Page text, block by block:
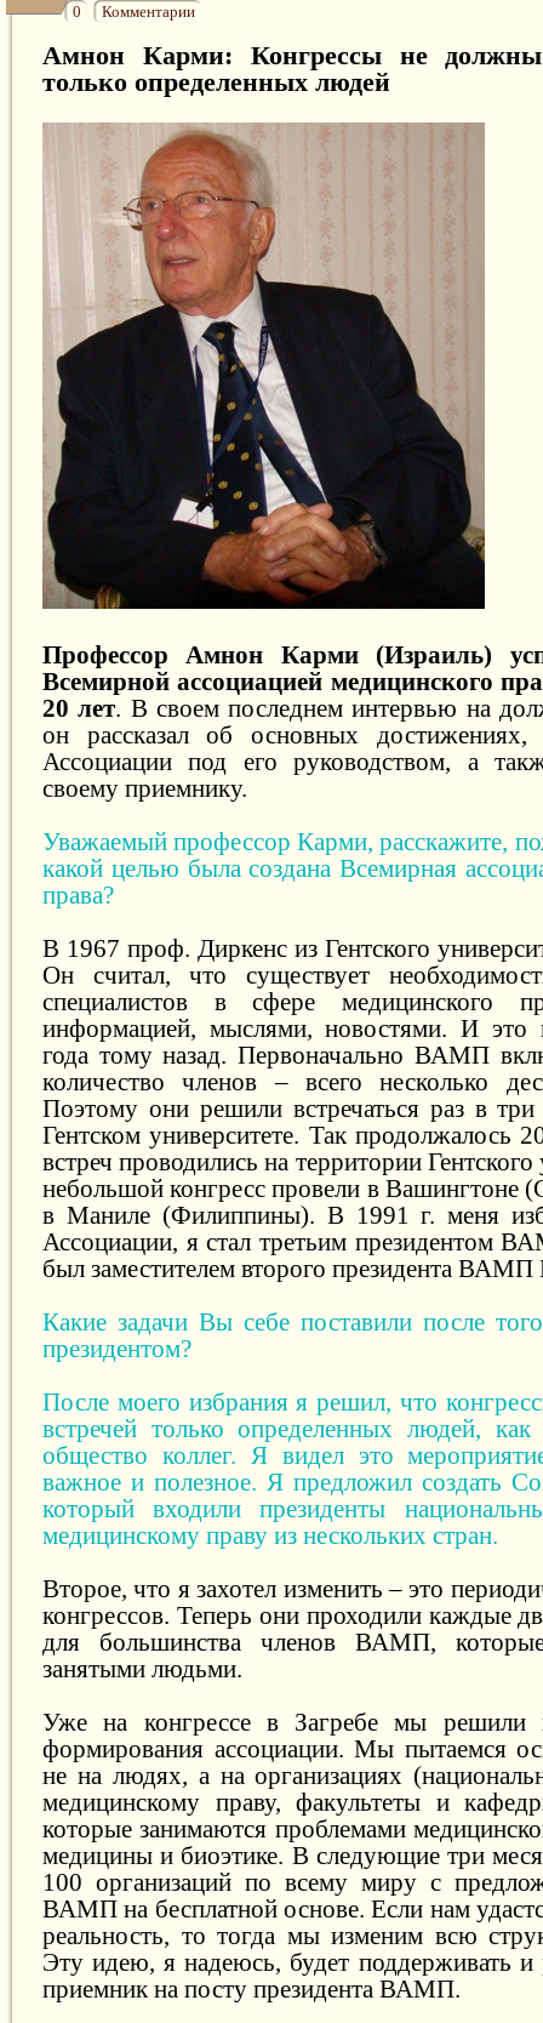
0 Комментарии
Амнон Карми: Конгрессы не должны
только определенных людей
Профессор Амнон Карми (Израиль)
Всемирной ассоциацией медицинского
20 лет. В своем последнем интервью на
он рассказал об основных достижениях,
Ассоциации под его руководством, а
своему приемнику.
Уважаемый профессор Карми, расскажите,
какой целью была создана Всемирная
права?
В 1967 проф. Диркенс из Гентского
Он считал, что существует
специалистов в сфере медицинского
информацией, мыслями, новостями. И это
года тому назад. Первоначально ВАМП
количество членов – всего несколько
Поэтому они решили встречаться раз в
Гентском университете. Так продолжалось
встреч проводились на территории Гентского
небольшой конгресс провели в
в Маниле (Филиппины). В 1991 г. меня
Ассоциации, я стал третьим президентом
был заместителем второго президента ВАМП
Какие задачи Вы себе поставили после
президентом?
После моего избрания я решил, что
встречей только определенных людей, как
общество коллег. Я видел это
важное и полезное. Я предложил создать
который входили президенты
медицинскому праву из нескольких стран.
Второе, что я захотел изменить – это
конгрессов. Теперь они проходили каждые
для большинства членов ВАМП,
занятыми людьми.
Уже на конгрессе в Загребе мы решили
формирования ассоциации. Мы пытаемся
не на людях, а на организациях
медицинскому праву, факультеты и
которые занимаются проблемами
медицины и биоэтике. В следующие три
100 организаций по всему миру с
ВАМП на бесплатной основе. Если нам
реальность, то тогда мы изменим всю
Эту идею, я надеюсь, будет поддерживать и
приемник на посту президента ВАМП.